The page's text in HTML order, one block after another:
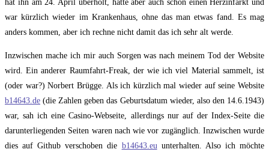
hat ihn am 24. April überholt, hatte aber auch schon einen Herzinfarkt und
war kürzlich wieder im Krankenhaus, ohne das man etwas fand. Es mag
anders kommen, aber ich rechne nicht damit das ich sehr alt werde.
Inzwischen mache ich mir auch Sorgen was nach meinem Tod der Website
wird. Ein anderer Raumfahrt-Freak, der wie ich viel Material sammelt, ist
(oder war?) Norbert Brügge. Als ich kürzlich mal wieder auf seine Website
b14643.de (die Zahlen geben das Geburtsdatum wieder, also den 14.6.1943)
war, sah ich eine Casino-Webseite, allerdings nur auf der Index-Seite die
darunterliegenden Seiten waren nach wie vor zugänglich. Inzwischen wurde
dies auf Github verschoben die b14643.eu unterhalten. Also ich möchte